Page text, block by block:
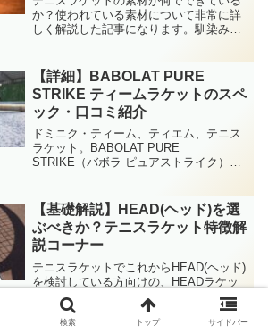
か？使われている素材について非常に詳
しく解説した記事になります。馴染みの
分かります。テニス豆知識として楽しん
で頂けたらと思います。
【詳細】BABOLAT PURE
STRIKE ティームラケットのスペ
ック・口コミ紹介
ドミニク・ティーム、ティエム、テニス
ラケット。BABOLAT PURE
STRIKE（バボラ ピュアストライク）の
ルが向いているのか、良い所・悪い所、
満遍なくお伝えします。
【基礎解説】HEAD(ヘッド)を選
ぶべきか？テニスラケット特徴解
説コーナー
テニスラケットでこれからHEAD(ヘッド)
を検討している方向けの、HEADラケッ
ト基礎解説記事です。グラビティ、ラジ
カルなど、有名なラケットブランドの特
徴も詳しく解説しています。テニスラケ
検索 トップ サイドバー